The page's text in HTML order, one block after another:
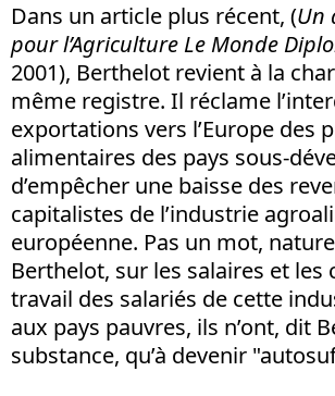
Dans un article plus récent, (Un
pour l’Agriculture Le Monde
2001), Berthelot revient à la
même registre. Il réclame
exportations vers l’Europe des
alimentaires des pays sous-
d’empêcher une baisse des
capitalistes de l’industrie
européenne. Pas un mot,
Berthelot, sur les salaires et les
travail des salariés de cette
aux pays pauvres, ils n’ont, dit
substance, qu’à devenir